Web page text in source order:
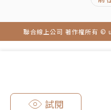
試閱
聯合線上公司 著作權所有